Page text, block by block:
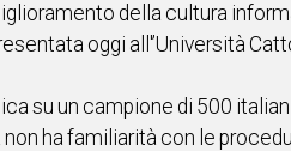
della cultura
oggi all'’Università
su un campione di 500
ha familiarità con le